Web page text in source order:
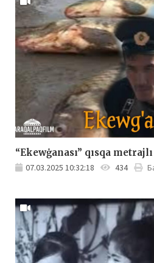
“Ekewġanası” qısqa
07.03.2025 10:32:18 434